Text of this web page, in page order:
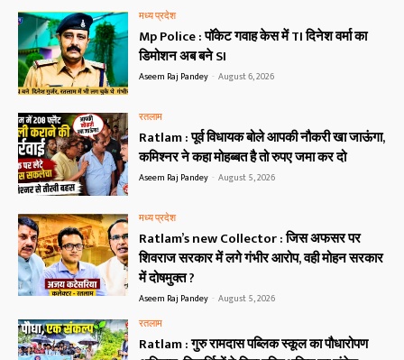
मध्य प्रदेश
Mp Police : पॉकेट गवाह केस में TI दिनेश वर्मा का
डिमोशन अब बने SI
Aseem Raj Pandey - August 6, 2026
रतलाम
Ratlam : पूर्व विधायक बोले आपकी नौकरी खा जाऊंगा,
कमिश्नर ने कहा मोहब्बत है तो रुपए जमा कर दो
Aseem Raj Pandey - August 5, 2026
मध्य प्रदेश
Ratlam’s new Collector : जिस अफसर पर
शिवराज सरकार में लगे गंभीर आरोप, वही मोहन सरकार
में दोषमुक्त ?
Aseem Raj Pandey - August 5, 2026
रतलाम
Ratlam : गुरु रामदास पब्लिक स्कूल का पौधारोपण